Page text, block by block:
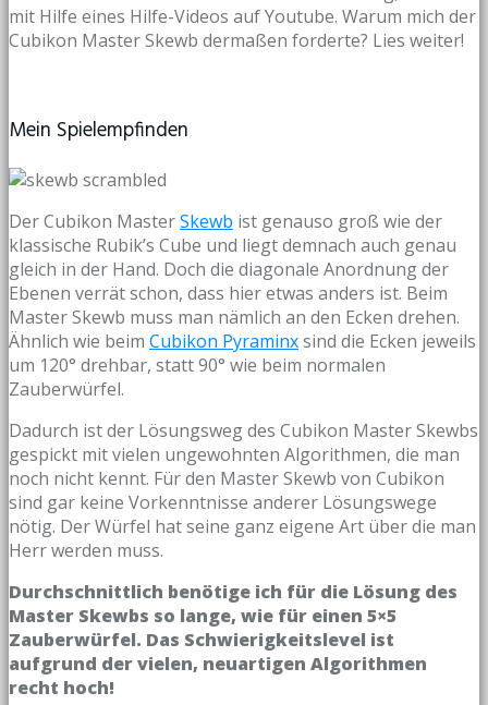
mit Hilfe eines Hilfe-Videos auf Youtube. Warum mich der
Cubikon Master Skewb dermaßen forderte? Lies weiter!
Mein Spielempfinden
Der Cubikon MasterSkewb ist genauso groß wie der
klassische Rubik’s Cube und liegt demnach auch genau
gleich in der Hand. Doch die diagonale Anordnung der
Ebenen verrät schon, dass hier etwas anders ist. Beim
Master Skewb muss man nämlich an den Ecken drehen.
Ähnlich wie beim Cubikon Pyraminxsind die Ecken jeweils
um 120° drehbar, statt 90° wie beim normalen
Zauberwürfel.
Dadurch ist der Lösungsweg des Cubikon Master Skewbs
gespickt mit vielen ungewohnten Algorithmen, die man
noch nicht kennt. Für den Master Skewb von Cubikon
sind gar keine Vorkenntnisse anderer Lösungswege
nötig. Der Würfel hat seine ganz eigene Art über die man
Herr werden muss.
Durchschnittlich benötige ich für die Lösung des
Master Skewbs so lange, wie für einen 5×5
Zauberwürfel. Das Schwierigkeitslevel ist
aufgrund der vielen, neuartigen Algorithmen
recht hoch!